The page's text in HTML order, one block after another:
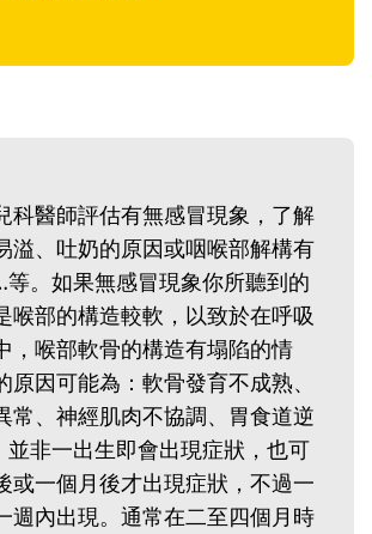
科醫師評估有無感冒現象，了解
溢、吐奶的原因或咽喉部解構有
。如果無感冒現象你所聽到的
喉部的構造較軟，以致於在呼吸
，喉部軟骨的構造有塌陷的情
原因可能為：軟骨發育不成熟、
常、神經肌肉不協調、胃食道逆
非一出生即會出現症狀，也可
或一個月後才出現症狀，不過一
週內出現。通常在二至四個月時